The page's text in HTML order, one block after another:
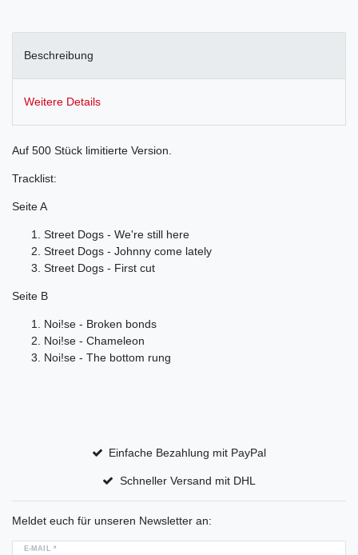
Beschreibung
Weitere Details
Auf 500 Stück limitierte Version.
Tracklist:
Seite A
Street Dogs - We're still here
Street Dogs - Johnny come lately
Street Dogs - First cut
Seite B
Noi!se - Broken bonds
Noi!se - Chameleon
Noi!se - The bottom rung
Einfache Bezahlung mit PayPal
Schneller Versand mit DHL
Meldet euch für unseren Newsletter an:
E-MAIL *